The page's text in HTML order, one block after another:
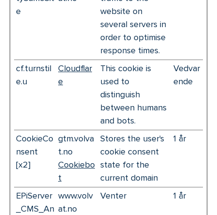
e
website on
several servers in
order to optimise
response times.
cf.turnstil
e.u
Cloudflar
e
This cookie is
used to
distinguish
between humans
and bots.
Vedvar
ende
CookieCo
nsent
[x2]
gtm.volva
t.no
Cookiebo
t
Stores the user's
cookie consent
state for the
current domain
1 år
EPiServer
_CMS_An
www.volv
at.no
Venter 1 år